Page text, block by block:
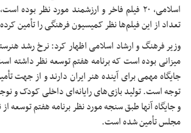
تعداد از این فیلم‌ها نظر کمیسیون فرهنگی را تأمین
وزیر فرهنگ و ارشاد اسلامی اظهار کرد: نرخ رشد
میزانی بوده است که برنامه هفتم توسعه نظر داشته
جایگاه مهمی برای آینده هنر ایران دارند و از جهت
توجه است. تولید بازی‌های رایانه‌ای داخلی کودک و
و جایگاه آنها طبقسنجهمورد نظر برنامه هفتم توسعه
مجلس تأمین شده است.